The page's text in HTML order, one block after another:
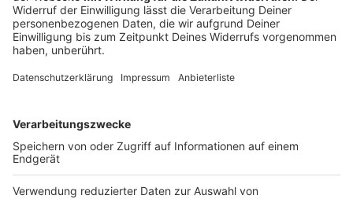
Moment geht man davon aus, dass nach den
Sommerferien auch an den Gymnasien der Unterricht
normal wieder startet. Sicher ist das aber noch nicht.
Autor: José Narciandi